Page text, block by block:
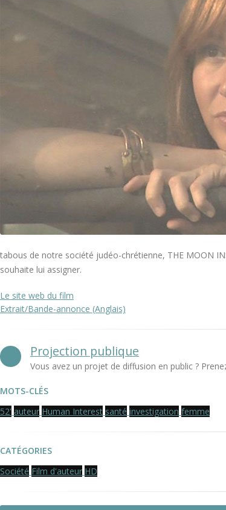
tabous de notre société judéo-chrétienne, THE MOON
souhaite lui assigner.
Le site web du film
Extrait/Bande-annonce (Anglais)
Projection publique
Vous avez un projet de diffusion en public ?
MOTS-CLÉS
52' auteur Human Interest santé investigation femme
CATÉGORIES
Société Film d'auteur HD